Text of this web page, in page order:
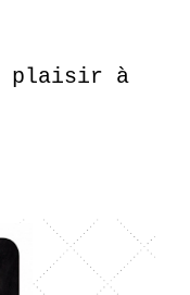
plaisir à